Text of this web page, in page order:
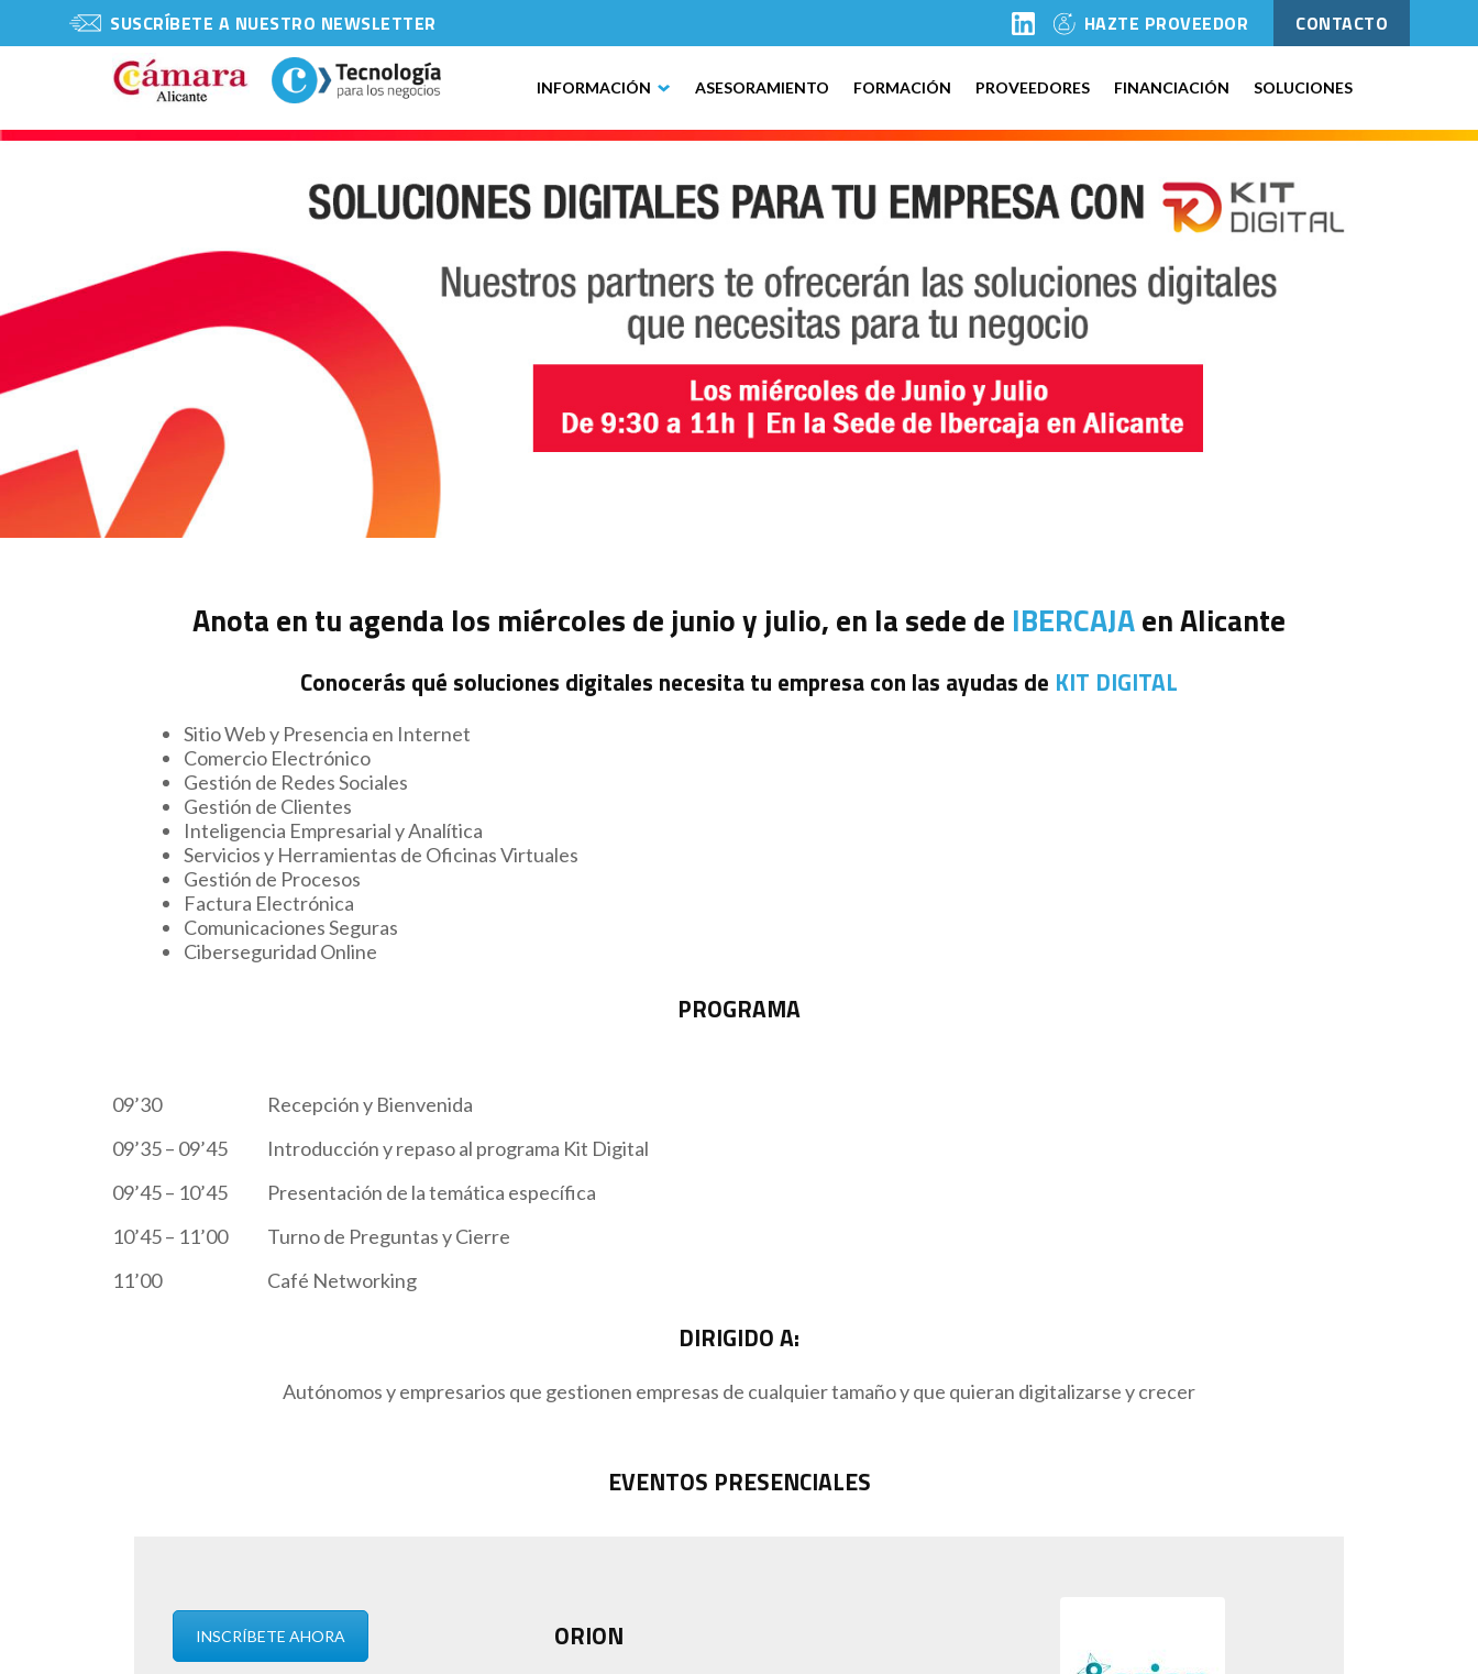
SUSCRÍBETE A NUESTRO NEWSLETTER HAZTE PROVEEDOR CONTACTO
INFORMACIÓN ASESORAMIENTO FORMACIÓN PROVEEDORES FINANCIACIÓN SOLUCIONES
Anota en tu agenda los miércoles de junio y julio, en la sede de IBERCAJAen Alicante
Conocerás qué soluciones digitales necesita tu empresa con las ayudas de KIT DIGITAL
Sitio Web y Presencia en Internet
Comercio Electrónico
Gestión de Redes Sociales
Gestión de Clientes
Inteligencia Empresarial y Analítica
Servicios y Herramientas de Oficinas Virtuales
Gestión de Procesos
Factura Electrónica
Comunicaciones Seguras
Ciberseguridad Online
PROGRAMA
09’30 Recepción y Bienvenida
09’35 – 09’45 Introducción y repaso al programa Kit Digital
09’45 – 10’45 Presentación de la temática específica
10’45 – 11’00 Turno de Preguntas y Cierre
11’00 Café Networking
DIRIGIDO A:
Autónomos y empresarios que gestionen empresas de cualquier tamaño y que quieran digitalizarse y crecer
EVENTOS PRESENCIALES
INSCRÍBETE AHORA ORION